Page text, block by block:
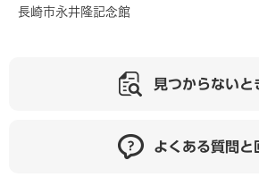
長崎市永井隆記念館
見つからないと
よくある質問と